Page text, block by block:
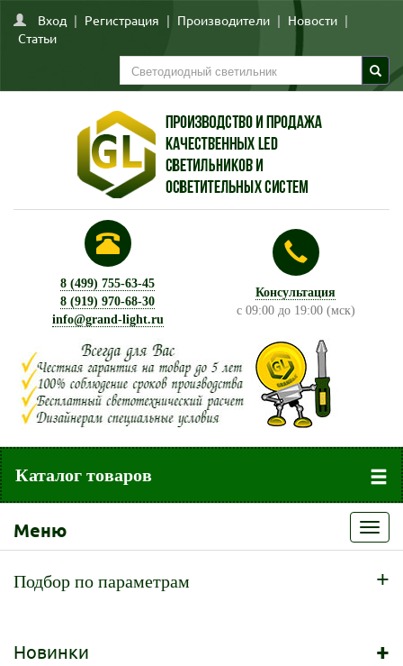
Вход | Регистрация | Производители | Новости |
Статьи
8 (499) 755-63-45
8 (919) 970-68-30
info@grand-light.ru
Консультация
с 09:00 до 19:00 (мск)
Каталог товаров
Меню
Подбор по параметрам +
Новинки +